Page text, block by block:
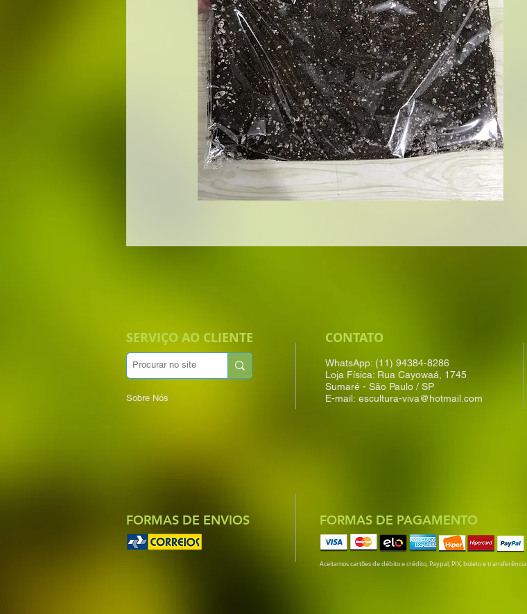
SERVIÇO AO CLIENTE
Sobre Nós
CONTATO
WhatsApp: (11) 94384-8286
Loja Física: Rua Cayowaá, 1745
Sumaré - São Paulo / SP
E-mail: escultura-viva@hotmail.com
FORMAS DE ENVIOS FORMAS DE PAGAMENTO
Aceitamos cartões de débito e crédito, Paypal, PIX, boleto e transferência